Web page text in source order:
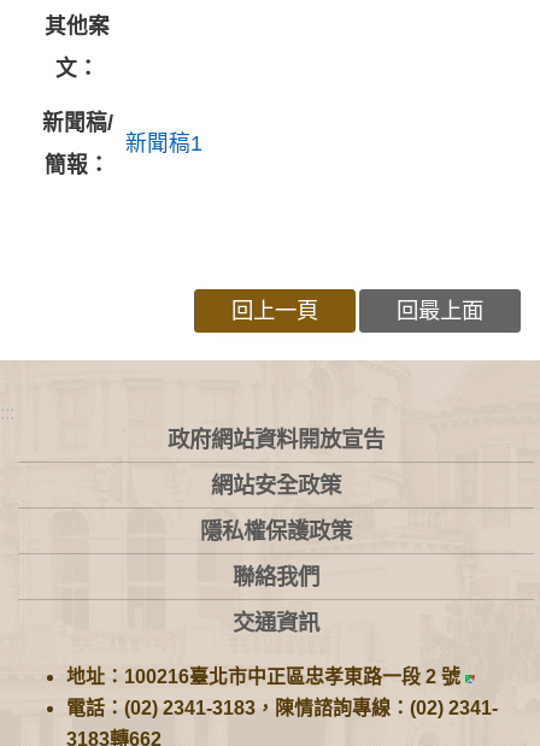
其他案
文：
新聞稿/
簡報：
新聞稿1
回上一頁 回最上面
:::
政府網站資料開放宣告
網站安全政策
隱私權保護政策
聯絡我們
交通資訊
地址：100216臺北市中正區忠孝東路一段 2 號
電話：(02) 2341-3183，陳情諮詢專線：(02) 2341-
3183轉662